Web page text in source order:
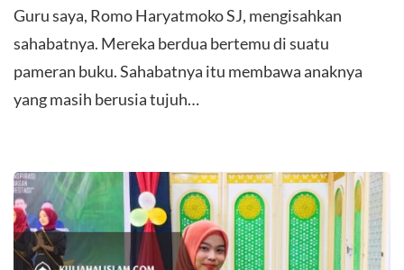
Guru saya, Romo Haryatmoko SJ, mengisahkan
sahabatnya. Mereka berdua bertemu di suatu
pameran buku. Sahabatnya itu membawa anaknya
yang masih berusia tujuh…